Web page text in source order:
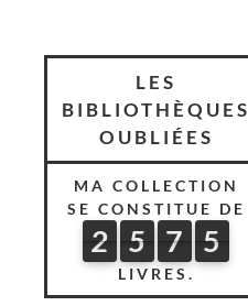
LES
BIBLIOTHÈQUES
OUBLIÉES
MA COLLECTION
SE CONSTITUE DE
2
6
2 5
0
5 7
0
7 5
5
LIVRES.